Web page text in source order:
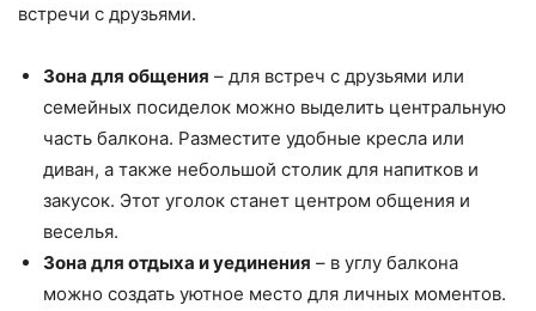
встречи с друзьями.
Зона для общения – для встреч с друзьями или
семейных посиделок можно выделить центральную
часть балкона. Разместите удобные кресла или
диван, а также небольшой столик для напитков и
закусок. Этот уголок станет центром общения и
веселья.
Зона для отдыха и уединения – в углу балкона
можно создать уютное место для личных моментов.